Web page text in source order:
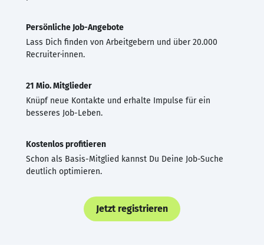
Persönliche Job-Angebote
Lass Dich finden von Arbeitgebern und über 20.000
Recruiter·innen.
21 Mio. Mitglieder
Knüpf neue Kontakte und erhalte Impulse für ein
besseres Job-Leben.
Kostenlos profitieren
Schon als Basis-Mitglied kannst Du Deine Job-Suche
deutlich optimieren.
Jetzt registrieren